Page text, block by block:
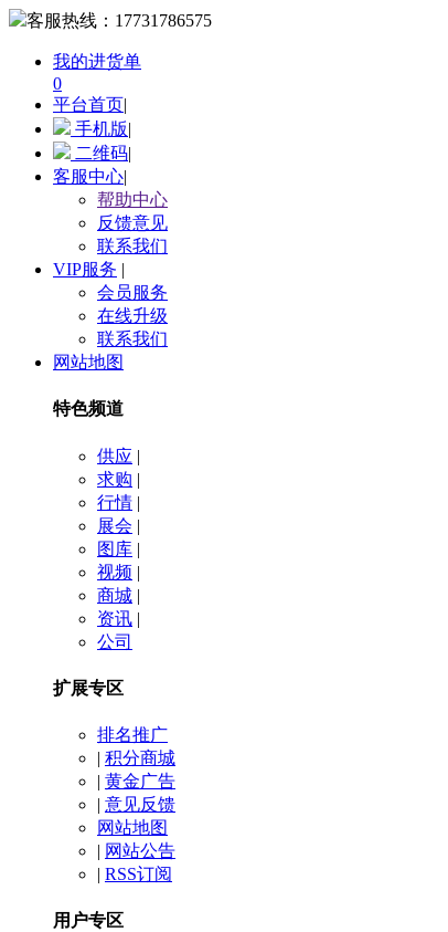
客服热线： 17731786575
我的进货单
0
平台首页|
手机版|
二维码|
客服中心|
帮助中心
反馈意见
联系我们
VIP服务 |
会员服务
在线升级
联系我们
网站地图
特色频道
供应 |
求购 |
行情 |
展会 |
图库 |
视频 |
商城 |
资讯 |
公司
扩展专区
排名推广
| 积分商城
| 黄金广告
| 意见反馈
网站地图
| 网站公告
| RSS订阅
用户专区